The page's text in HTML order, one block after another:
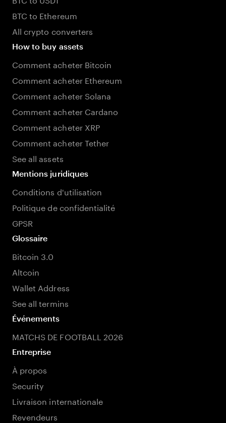
BTC to Ethereum
All crypto converters
How to buy assets
Comment acheter Bitcoin
Comment acheter Ethereum
Comment acheter Solana
Comment acheter Cardano
Comment acheter XRP
Comment acheter Tether
See all assets
Mentions juridiques
Conditions d'utilisation
Politique de confidentialité
GPSR
Glossaire
Bitcoin 3.0
Altcoin
Wallet Address
See all termins
Événements
MATCHS DE FOOTBALL 2026
Entreprise
À propos
Security
Livraison internationale
Revendeurs